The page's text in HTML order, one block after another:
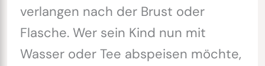
verlangen nach der Brust oder
Flasche. Wer sein Kind nun mit
Wasser oder Tee abspeisen möchte,